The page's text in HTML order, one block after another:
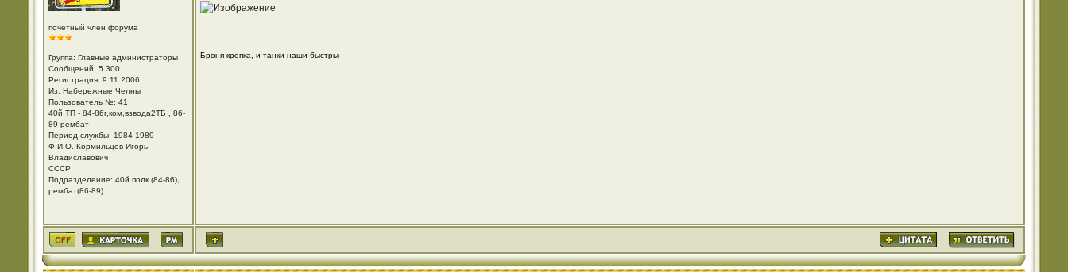
почетный член форума
Группа: Главные администраторы
Сообщений: 5 300
Регистрация: 9.11.2006
Из: Набережные Челны
Пользователь №: 41
40й ТП - 84-86г,ком,взвода2ТБ , 86-
89 рембат
Период службы: 1984-1989
Ф.И.О.:Кормильцев Игорь
Владиславович
СССР
Подразделение: 40й полк (84-86),
рембат(86-89)
--------------------
Броня крепка, и танки наши быстры